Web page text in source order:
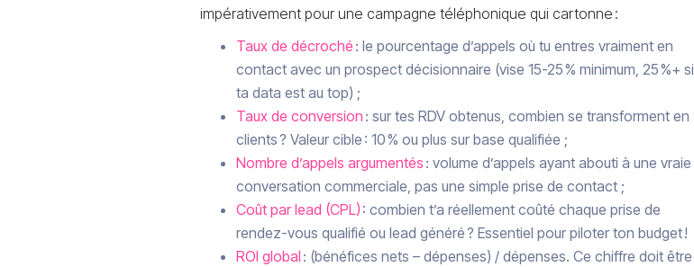
impérativement pour une campagne téléphonique qui cartonne :
Taux de décroché : le pourcentage d’appels où tu entres vraiment en
contact avec un prospect décisionnaire (vise 15-25 % minimum, 25 %+ si
ta data est au top) ;
Taux de conversion : sur tes RDV obtenus, combien se transforment en
clients ? Valeur cible : 10 % ou plus sur base qualifiée ;
Nombre d’appels argumentés : volume d’appels ayant abouti à une vraie
conversation commerciale, pas une simple prise de contact ;
Coût par lead (CPL) : combien t’a réellement coûté chaque prise de
rendez-vous qualifié ou lead généré ? Essentiel pour piloter ton budget !
ROI global : (bénéfices nets – dépenses) / dépenses. Ce chiffre doit être